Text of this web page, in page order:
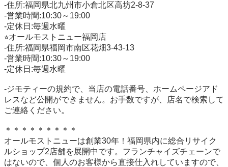
-住所:福岡県北九州市小倉北区高坊2-8-37
-営業時間:10:30～19:00
-定休日:毎週水曜
⭐︎オールモストニュー福岡店
-住所:福岡県福岡市南区花畑3-43-13
-営業時間:10:30～19:00
-定休日:毎週水曜
-ジモティーの規約で、当店の電話番号、ホームページアド
レスなど公開ができません。お手数ですが、店名で検索して
ご連絡ください。
＊＊＊＊＊＊＊＊＊
オールモストニューは創業30年！福岡県内に総合リサイク
ルショップ2店舗を展開中です。フランチャイズチェーンで
はないので、個人のお客様から直接仕入れしていますので、